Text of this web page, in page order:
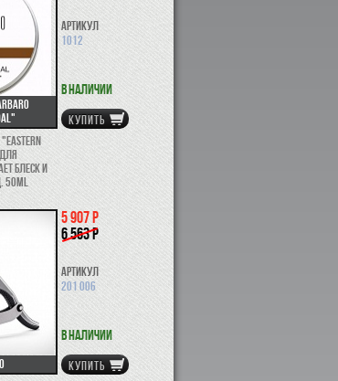
блеск и
50ml
Артикул
1012
В наличии
КУПИТЬ
5 907 р
6 563 р
Артикул
201 006
В наличии
КУПИТЬ